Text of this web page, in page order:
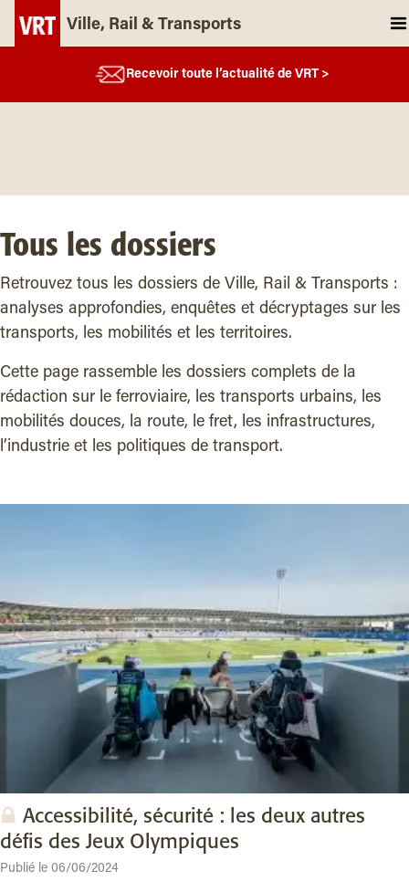
Ville, Rail & Transports
Recevoir toute l’actualité de VRT >
Tous les dossiers
Retrouvez tous les dossiers de Ville, Rail & Transports :
analyses approfondies, enquêtes et décryptages sur les
transports, les mobilités et les territoires.
Cette page rassemble les dossiers complets de la
rédaction sur le ferroviaire, les transports urbains, les
mobilités douces, la route, le fret, les infrastructures,
l’industrie et les politiques de transport.
Accessibilité, sécurité : les deux autres
défis des Jeux Olympiques
Publié le 06/06/2024